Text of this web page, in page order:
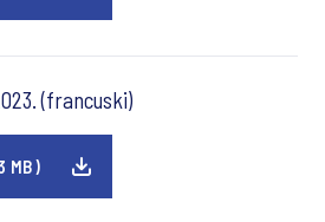
(francuski)
MB)